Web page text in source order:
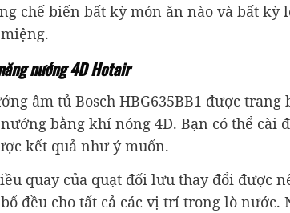
chế biến bất kỳ món ăn nào và bất kỳ
nướng 4D Hotair
âm tủ Bosch HBG635BB1 được
bằng khí nóng 4D. Bạn có thể cài
kết quả như ý muốn.
quay của quạt đối lưu thay đổi được
đều cho tất cả các vị trí trong lò